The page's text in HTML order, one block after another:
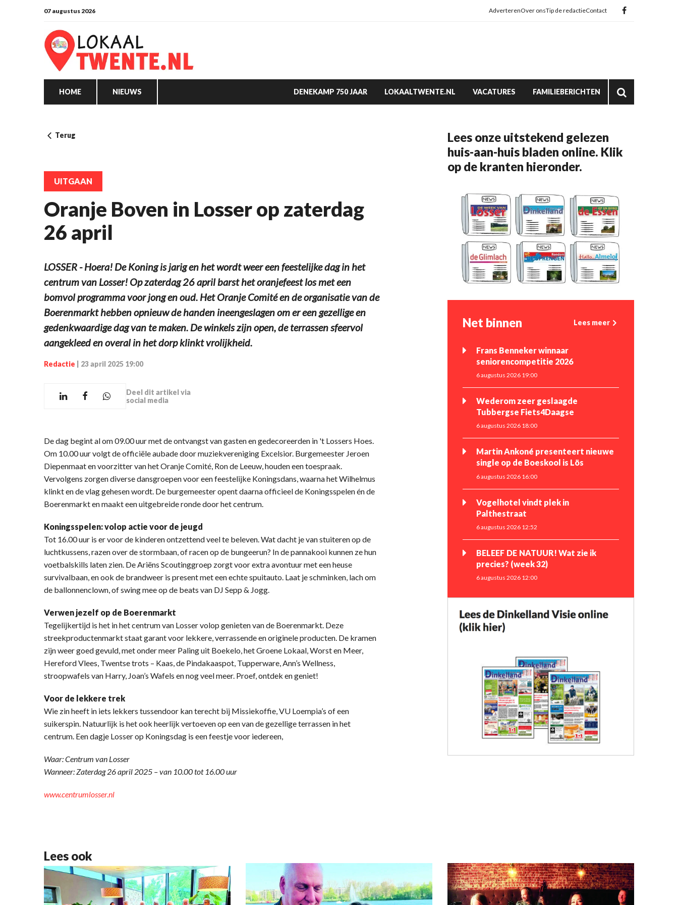
07 augustus 2026 AdverterenOver onsTip de redactieContact
HOME NIEUWS DENEKAMP 750 JAAR LOKAALTWENTE.NL VACATURES FAMILIEBERICHTEN
Terug
UITGAAN
Oranje Boven in Losser op zaterdag
26 april
LOSSER - Hoera! De Koning is jarig en het wordt weer een feestelijke dag in het
centrum van Losser! Op zaterdag 26 april barst het oranjefeest los met een
bomvol programma voor jong en oud. Het Oranje Comité en de organisatie van de
Boerenmarkt hebben opnieuw de handen ineengeslagen om er een gezellige en
gedenkwaardige dag van te maken. De winkels zijn open, de terrassen sfeervol
aangekleed en overal in het dorp klinkt vrolijkheid.
Redactie 23 april 2025 19:00
Deel dit artikel via
social media
De dag begint al om 09.00 uur met de ontvangst van gasten en gedecoreerden in 't Lossers Hoes.
Om 10.00 uur volgt de officiële aubade door muziekvereniging Excelsior. Burgemeester Jeroen
Diepenmaat en voorzitter van het Oranje Comité, Ron de Leeuw, houden een toespraak.
Vervolgens zorgen diverse dansgroepen voor een feestelijke Koningsdans, waarna het Wilhelmus
klinkt en de vlag gehesen wordt. De burgemeester opent daarna officieel de Koningsspelen én de
Boerenmarkt en maakt een uitgebreide ronde door het centrum.
Koningsspelen: volop actie voor de jeugd
Tot 16.00 uur is er voor de kinderen ontzettend veel te beleven. Wat dacht je van stuiteren op de
luchtkussens, razen over de stormbaan, of racen op de bungeerun? In de pannakooi kunnen ze hun
voetbalskills laten zien. De Ariëns Scoutinggroep zorgt voor extra avontuur met een heuse
survivalbaan, en ook de brandweer is present met een echte spuitauto. Laat je schminken, lach om
de ballonnenclown, of swing mee op de beats van DJ Sepp & Jogg.
Verwen jezelf op de Boerenmarkt
Tegelijkertijd is het in het centrum van Losser volop genieten van de Boerenmarkt. Deze
streekproductenmarkt staat garant voor lekkere, verrassende en originele producten. De kramen
zijn weer goed gevuld, met onder meer Paling uit Boekelo, het Groene Lokaal, Worst en Meer,
Hereford Vlees, Twentse trots – Kaas, de Pindakaaspot, Tupperware, Ann’s Wellness,
stroopwafels van Harry, Joan’s Wafels en nog veel meer. Proef, ontdek en geniet!
Voor de lekkere trek
Wie zin heeft in iets lekkers tussendoor kan terecht bij Missiekoffie, VU Loempia’s of een
suikerspin. Natuurlijk is het ook heerlijk vertoeven op een van de gezellige terrassen in het
centrum. Een dagje Losser op Koningsdag is een feestje voor iedereen,
Waar: Centrum van Losser
Wanneer: Zaterdag 26 april 2025 – van 10.00 tot 16.00 uur
www.centrumlosser.nl
Lees onze uitstekend gelezen
huis-aan-huis bladen online. Klik
op de kranten hieronder.
Net binnen Lees meer
Frans Benneker winnaar
seniorencompetitie 2026
6 augustus 2026 19:00
Wederom zeer geslaagde
Tubbergse Fiets4Daagse
6 augustus 2026 18:00
Martin Ankoné presenteert nieuwe
single op de Boeskool is Lös
6 augustus 2026 16:00
Vogelhotel vindt plek in
Palthestraat
6 augustus 2026 12:52
BELEEF DE NATUUR! Wat zie ik
precies? (week 32)
6 augustus 2026 12:00
Lees ook